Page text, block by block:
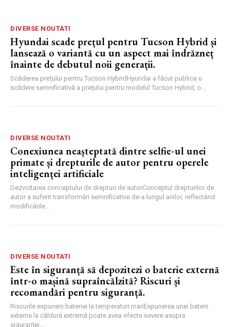
DIVERSE NOUTATI
Hyundai scade prețul pentru Tucson Hybrid și
lansează o variantă cu un aspect mai îndrăzneț
înainte de debutul noii generații.
Scăderea prețului pentru Tucson HybridHyundai a făcut publica o
scădere semnificativă a prețului pentru modelul Tucson Hybrid, o...
DIVERSE NOUTATI
Conexiunea neașteptată dintre selfie-ul unei
primate și drepturile de autor pentru operele
inteligenței artificiale
Dezvoltarea conceptului de drepturi de autorConceptul drepturilor de
autor a suferit transformări semnificative de-a lungul anilor, reflectând
modificările...
DIVERSE NOUTATI
Este în siguranță să depozitezi o baterie externă
într-o mașină supraîncălzită? Riscuri și
recomandări pentru siguranță.
Riscurile expunerii bateriei la temperaturi mariExpunerea unei baterii
externe la căldură extremă poate avea efecte severe asupra
siguranței...